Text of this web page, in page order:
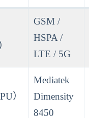
GSM /
HSPA /
LTE / 5G
）
Mediatek
Dimensity
8450